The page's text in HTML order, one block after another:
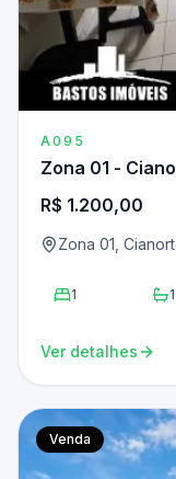
A095
Zona 01 -
R$ 1.200,00
Zona 01,
1 1
Ver detalhes
Venda